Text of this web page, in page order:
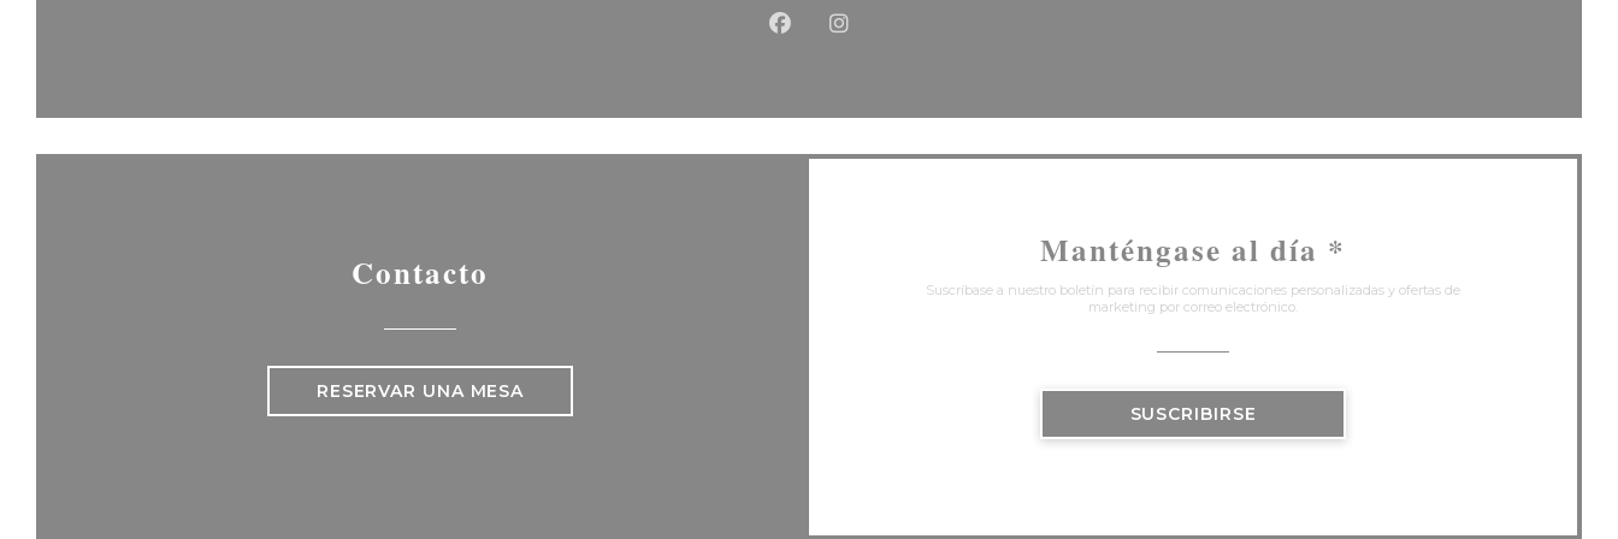
Facebook ((abre en una nueva ventana))
Instagram ((abre en una nueva ventana))
Contacto
RESERVAR UNA MESA
Manténgase al día *
Suscríbase a nuestro boletín para recibir comunicaciones personalizadas y ofertas de
marketing por correo electrónico.
SUSCRIBIRSE